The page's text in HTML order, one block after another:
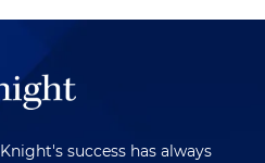
del agua en diferentes
retos que ha
adecuadamente tratados
success has always